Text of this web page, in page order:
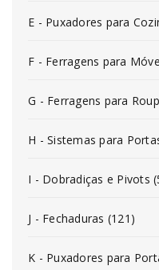
E - Puxadores para
F - Ferragens para
G - Ferragens para
H - Sistemas para
I - Dobradiças e Pivots
J - Fechaduras (121)
K - Puxadores para